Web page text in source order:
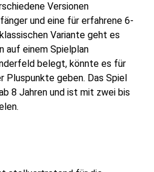
Versionen
und eine für erfahrene 6-
Variante geht es
auf einem Spielplan
belegt, könnte es für
Pluspunkte geben. Das Spiel
8 Jahren und ist mit zwei bis